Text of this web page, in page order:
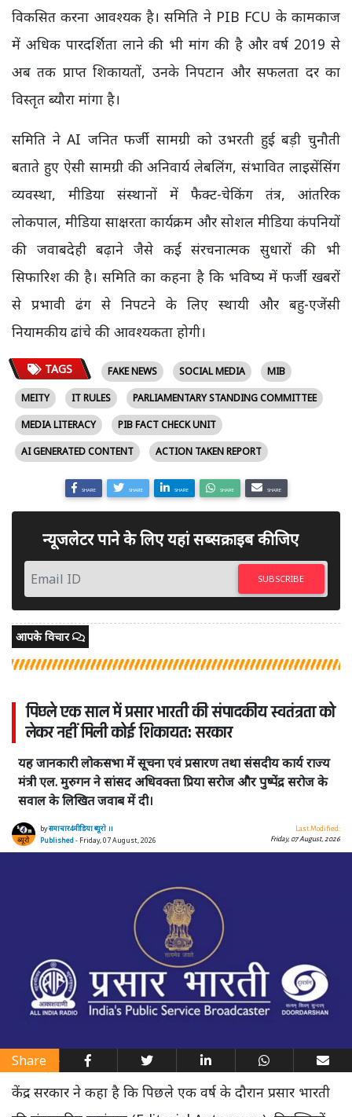
विकसित करना आवश्यक है। समिति ने PIB FCU के कामकाज
में अधिक पारदर्शिता लाने की भी मांग की है और वर्ष 2019 से
अब तक प्राप्त शिकायतों, उनके निपटान और सफलता दर का
विस्तृत ब्यौरा मांगा है।
समिति ने AI जनित फर्जी सामग्री को उभरती हुई बड़ी चुनौती
बताते हुए ऐसी सामग्री की अनिवार्य लेबलिंग, संभावित लाइसेंसिंग
व्यवस्था, मीडिया संस्थानों में फैक्ट-चेकिंग तंत्र, आंतरिक
लोकपाल, मीडिया साक्षरता कार्यक्रम और सोशल मीडिया कंपनियों
की जवाबदेही बढ़ाने जैसे कई संरचनात्मक सुधारों की भी
सिफारिश की है। समिति का कहना है कि भविष्य में फर्जी खबरों
से प्रभावी ढंग से निपटने के लिए स्थायी और बहु-एजेंसी
नियामकीय ढांचे की आवश्यकता होगी।
TAGS FAKE NEWS SOCIAL MEDIA
MIB
MEITY
IT RULES
PARLIAMENTARY STANDING COMMITTEE
MEDIA LITERACY
PIB FACT CHECK UNIT
AI GENERATED CONTENT
ACTION TAKEN REPORT
SHARE SHARE SHARE SHARE SHARE
न्यूजलेटर पाने के लिए यहां सब्सक्राइब कीजिए
SUBSCRIBE
आपके विचार
पिछले एक साल में प्रसार भारती की संपादकीय स्वतंत्रता को
लेकर नहीं मिली कोई शिकायत: सरकार
यह जानकारी लोकसभा में सूचना एवं प्रसारण तथा संसदीय कार्य राज्य
मंत्री एल. मुरुगन ने सांसद अधिवक्ता प्रिया सरोज और पुष्पेंद्र सरोज के
सवाल के लिखित जवाब में दी।
byसमाचार4मीडिया ब्यूरो ।।
Published- Friday, 07 August, 2026
Last Modified:
Friday, 07 August, 2026
Share
केंद्र सरकार ने कहा है कि पिछले एक वर्ष के दौरान प्रसार भारती